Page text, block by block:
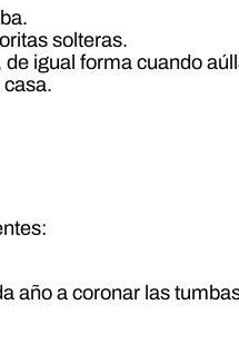
solteras.
igual forma cuando
año a coronar las